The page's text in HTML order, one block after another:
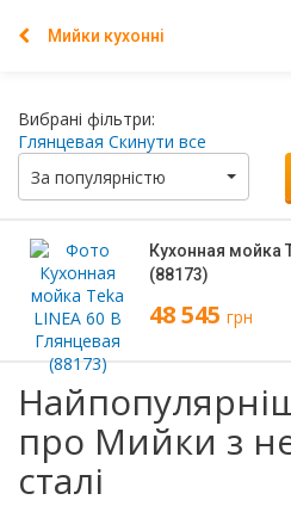
Мийки кухонні
Вибрані фільтри:
Глянцевая Скинути все
За популярністю
Кухонная мойка
(88173)
48 545 грн
про Мийки з
сталі